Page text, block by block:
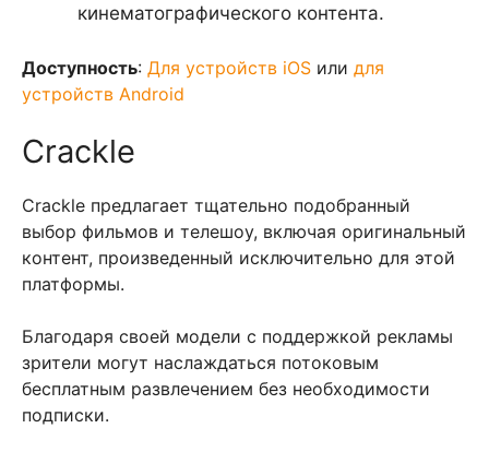
кинематографического контента.
Доступность: Для устройств iOS или для
устройств Android
Crackle
Crackle предлагает тщательно подобранный
выбор фильмов и телешоу, включая оригинальный
контент, произведенный исключительно для этой
платформы.
Благодаря своей модели с поддержкой рекламы
зрители могут наслаждаться потоковым
бесплатным развлечением без необходимости
подписки.